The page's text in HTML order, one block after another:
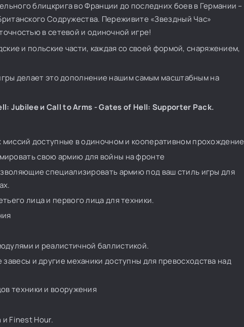
блицкрига во Франции до последних боев в Германии –
Содружества. Переживите «Звездный Час»
в сетевой и одиночной игре!
и польские части, каждая со своей формой, снаряжением,
делает это дополнение нашим самым масштабным на
Jubilee и Call to Arms - Gates of Hell: Supporter Pack.
доступные в одиночном и кооперативном прохождение
свою армию для войны на фронте
специализировать армию под ваш стиль игры для
лица и первого лица для техники.
и реалистичной баллистикой.
и другие механики доступны для превосходства над
техники и вооружения
Finest Hour.